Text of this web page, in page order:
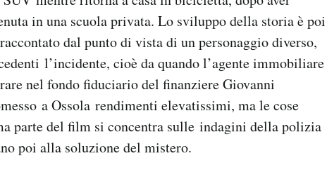
in una scuola privata. Lo sviluppo della storia è poi
dal punto di vista di un personaggio diverso,
l’incidente, cioè da quando l’agente immobiliare
nel fondo fiduciario del finanziere Giovanni
a Ossola rendimenti elevatissimi, ma le cose
parte del film si concentra sulle indagini della polizia
poi alla soluzione del mistero.